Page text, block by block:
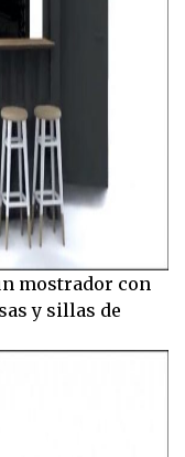
mostrador con
y sillas de